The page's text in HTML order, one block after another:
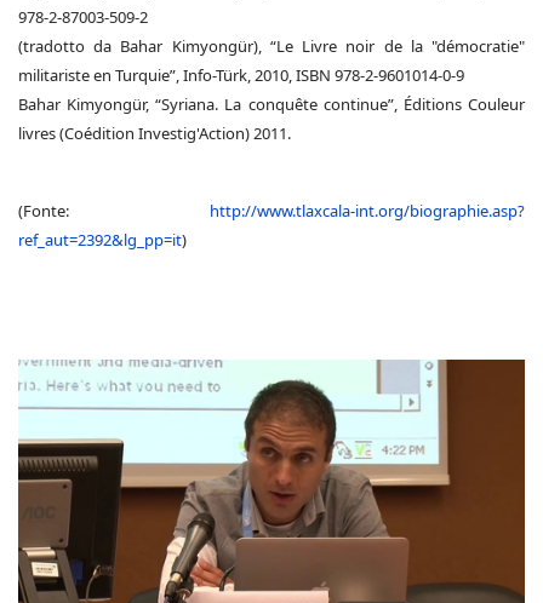
978-2-87003-509-2
(tradotto da Bahar Kimyongür), “Le Livre noir de la "démocratie"
militariste en Turquie”, Info-Türk, 2010, ISBN 978-2-9601014-0-9
Bahar Kimyongür, “Syriana. La conquête continue”, Éditions Couleur
livres (Coédition Investig'Action) 2011.
(Fonte: http://www.tlaxcala-int.org/biographie.asp?
ref_aut=2392&lg_pp=it)